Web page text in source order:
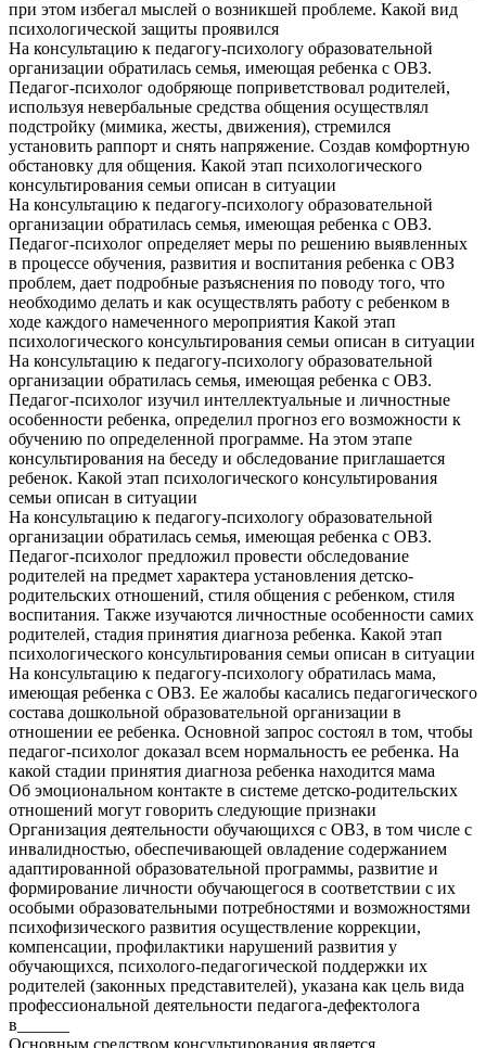
при этом избегал мыслей о возникшей проблеме. Какой вид
психологической защиты проявился
На консультацию к педагогу-психологу образовательной
организации обратилась семья, имеющая ребенка с ОВЗ.
Педагог-психолог одобряюще поприветствовал родителей,
используя невербальные средства общения осуществлял
подстройку (мимика, жесты, движения), стремился
установить раппорт и снять напряжение. Создав комфортную
обстановку для общения. Какой этап психологического
консультирования семьи описан в ситуации
На консультацию к педагогу-психологу образовательной
организации обратилась семья, имеющая ребенка с ОВЗ.
Педагог-психолог определяет меры по решению выявленных
в процессе обучения, развития и воспитания ребенка с ОВЗ
проблем, дает подробные разъяснения по поводу того, что
необходимо делать и как осуществлять работу с ребенком в
ходе каждого намеченного мероприятия Какой этап
психологического консультирования семьи описан в ситуации
На консультацию к педагогу-психологу образовательной
организации обратилась семья, имеющая ребенка с ОВЗ.
Педагог-психолог изучил интеллектуальные и личностные
особенности ребенка, определил прогноз его возможности к
обучению по определенной программе. На этом этапе
консультирования на беседу и обследование приглашается
ребенок. Какой этап психологического консультирования
семьи описан в ситуации
На консультацию к педагогу-психологу образовательной
организации обратилась семья, имеющая ребенка с ОВЗ.
Педагог-психолог предложил провести обследование
родителей на предмет характера установления детско-
родительских отношений, стиля общения с ребенком, стиля
воспитания. Также изучаются личностные особенности самих
родителей, стадия принятия диагноза ребенка. Какой этап
психологического консультирования семьи описан в ситуации
На консультацию к педагогу-психологу обратилась мама,
имеющая ребенка с ОВЗ. Ее жалобы касались педагогического
состава дошкольной образовательной организации в
отношении ее ребенка. Основной запрос состоял в том, чтобы
педагог-психолог доказал всем нормальность ее ребенка. На
какой стадии принятия диагноза ребенка находится мама
Об эмоциональном контакте в системе детско-родительских
отношений могут говорить следующие признаки
Организация деятельности обучающихся с ОВЗ, в том числе с
инвалидностью, обеспечивающей овладение содержанием
адаптированной образовательной программы, развитие и
формирование личности обучающегося в соответствии с их
особыми образовательными потребностями и возможностями
психофизического развития осуществление коррекции,
компенсации, профилактики нарушений развития у
обучающихся, психолого-педагогической поддержки их
родителей (законных представителей), указана как цель вида
профессиональной деятельности педагога-дефектолога
в______
Основным средством консультирования является